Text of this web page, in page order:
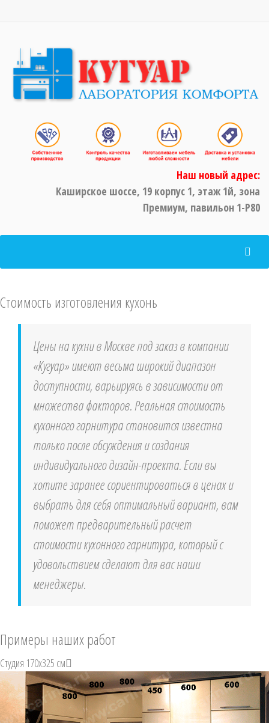
Наш новый адрес:
Каширское шоссе, 19 корпус 1, этаж 1й, зона
Премиум, павильон 1-Р80
Стоимость изготовления кухонь
Цены на кухни в Москве под заказ в компании
«Кугуар» имеют весьма широкий диапазон
доступности, варьируясь в зависимости от
множества факторов. Реальная стоимость
кухонного гарнитура становится известна
только после обсуждения и создания
индивидуального дизайн-проекта. Если вы
хотите заранее сориентироваться в ценах и
выбрать для себя оптимальный вариант, вам
поможет предварительный расчет
стоимости кухонного гарнитура, который с
удовольствием сделают для вас наши
менеджеры.
Примеры наших работ
Студия 170х325 см